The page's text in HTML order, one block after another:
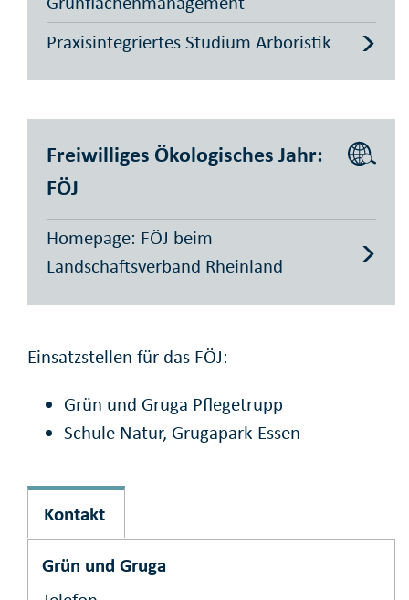
Praxisintegriertes Studium Arboristik
Freiwilliges Ökologisches Jahr:
FÖJ
Homepage: FÖJ beim
Landschaftsverband Rheinland
Einsatzstellen für das FÖJ:
Grün und Gruga Pflegetrupp
Schule Natur, Grugapark Essen
Kontakt
Grün und Gruga